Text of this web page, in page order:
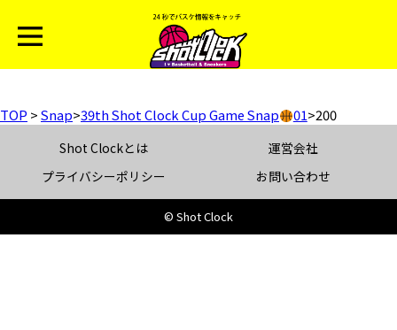
TOP >Snap>39th Shot Clock Cup Game Snap 01>200
Shot Clockとは
運営会社
プライバシーポリシー
お問い合わせ
© Shot Clock